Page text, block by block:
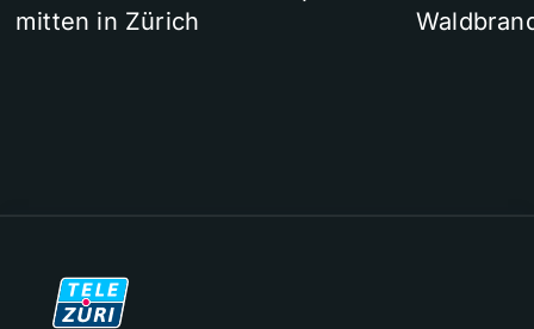
mitten in Zürich